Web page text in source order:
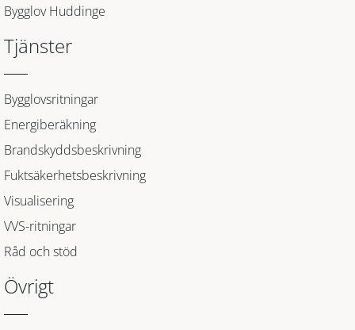
Bygglov Huddinge
Tjänster
Bygglovsritningar
Energiberäkning
Brandskyddsbeskrivning
Fuktsäkerhetsbeskrivning
Visualisering
VVS-ritningar
Råd och stöd
Övrigt